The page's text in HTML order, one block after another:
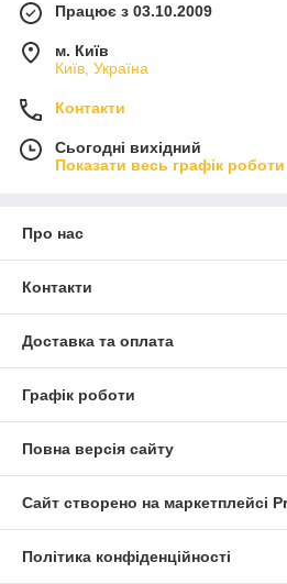
Працює з 03.10.2009
м. Київ
Київ, Україна
Контакти
Сьогодні вихідний
Показати весь графік роботи
Про нас
Контакти
Доставка та оплата
Графік роботи
Повна версія сайту
Сайт створено на маркетплейсі
Політика конфіденційності